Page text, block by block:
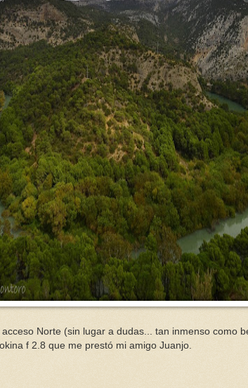
acceso Norte (sin lugar a dudas... tan inmenso como
f 2.8 que me prestó mi amigo Juanjo.